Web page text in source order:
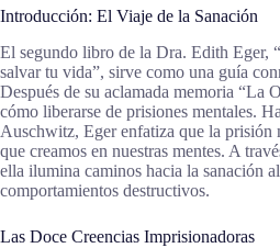
Introducción: El Viaje de la Sanación
El segundo libro de la Dra. Edith Eger,
salvar tu vida”, sirve como una guía
Después de su aclamada memoria “La
cómo liberarse de prisiones mentales.
Auschwitz, Eger enfatiza que la prisión
que creamos en nuestras mentes. A
ella ilumina caminos hacia la sanación
comportamientos destructivos.
Las Doce Creencias Imprisionadoras